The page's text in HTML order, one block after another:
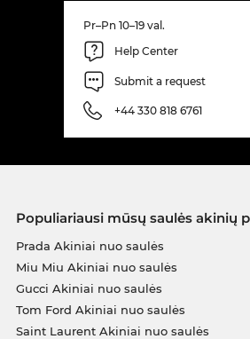
Pr–Pn 10–19 val.
Help Center
Submit a request
+44 330 818 6761
Populiariausi mūsų saulės akinių
Prada Akiniai nuo saulės
Miu Miu Akiniai nuo saulės
Gucci Akiniai nuo saulės
Tom Ford Akiniai nuo saulės
Saint Laurent Akiniai nuo saulės